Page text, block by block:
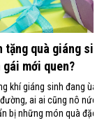
tặng quà giáng
gái mới quen?
khí giáng sinh đang ùa
ai ai cũng nô nức
bị những món quà đặc